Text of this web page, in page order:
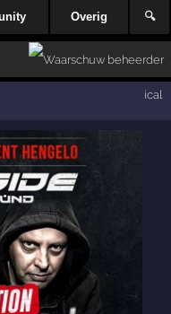
Overig 🔍
ical